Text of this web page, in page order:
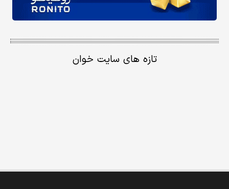
تازه های سایت خوان